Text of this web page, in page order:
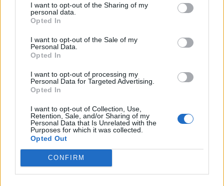
I want to opt-out of the Sharing of my
personal data.
Opted In
I want to opt-out of the Sale of my
Personal Data.
Opted In
I want to opt-out of processing my
Personal Data for Targeted Advertising.
Opted In
I want to opt-out of Collection, Use,
Retention, Sale, and/or Sharing of my
Personal Data that Is Unrelated with the
Purposes for which it was collected.
Opted Out
CONFIRM
Depuis le 1er janvier 2023, le SMIC s’établissait à 1
709,28 € bruts mensuels, soit 1 353,07 € nets. Cela
correspond à un montant horaire brut de 11,27 €.
au 1er mai 2023.
Ainsi,à partir du 1er mai 2023, les nouveaux
montants du SMIC sont les suivants :
Le SMIC net s’élève à 1 383,08 €.